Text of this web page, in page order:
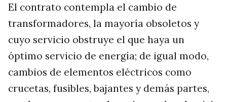
El contrato contempla el cambio de
transformadores, la mayoría obsoletos y
cuyo servicio obstruye el que haya un
óptimo servicio de energía; de igual modo,
cambios de elementos eléctricos como
crucetas, fusibles, bajantes y demás partes,